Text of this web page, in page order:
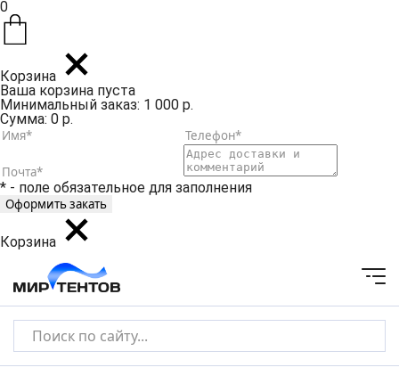
0
Корзина
Ваша корзина пуста
Минимальный заказ: 1 000 р.
Сумма: 0 р.
* - поле обязательное для заполнения
Корзина